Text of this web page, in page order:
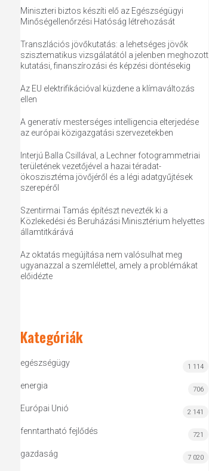
Miniszteri biztos készíti elő az Egészségügyi
Minőségellenőrzési Hatóság létrehozását
Transzlációs jövőkutatás: a lehetséges jövők
szisztematikus vizsgálatától a jelenben meghozott
kutatási, finanszírozási és képzési döntésekig
Az EU elektrifikációval küzdene a klímaváltozás
ellen
A generatív mesterséges intelligencia elterjedése
az európai közigazgatási szervezetekben
Interjú Balla Csillával, a Lechner fotogrammetriai
területének vezetőjével a hazai téradat-
ökoszisztéma jövőjéről és a légi adatgyűjtések
szerepéről
Szentirmai Tamás építészt nevezték ki a
Közlekedési és Beruházási Minisztérium helyettes
államtitkárává
Az oktatás megújítása nem valósulhat meg
ugyanazzal a szemlélettel, amely a problémákat
előidézte
Kategóriák
egészségügy 1 114
energia 706
Európai Unió 2 141
fenntartható fejlődés 721
gazdaság 7 020